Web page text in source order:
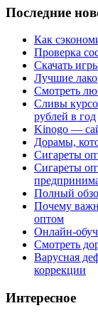
Последние
Как
Проверка
Скачать
Лучшие
Смотреть
Сливы
рублей в год
Kinogo —
Дорамы,
Сигареты
Сигареты
Полный
Почему
оптом
Онлайн-
Смотреть
Варусная
коррекции
Интересное